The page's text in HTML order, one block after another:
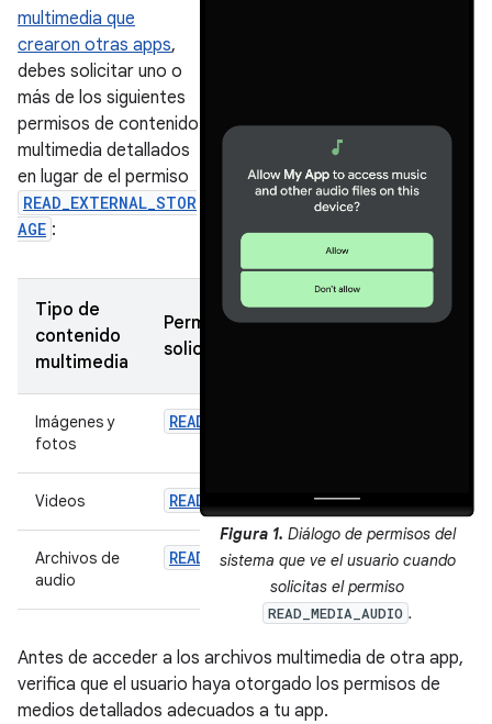
Figura 1. Diálogo de permisos del
sistema que ve el usuario cuando
solicitas el permiso
READ_MEDIA_AUDIO .
multimedia que
crearon otras apps,
debes solicitar uno o
más de los siguientes
permisos de contenido
multimedia detallados
en lugar de el permiso
READ_EXTERNAL_STOR
AGE :
Tipo de
contenido
multimedia
Permiso para
solicitar
Imágenes y
fotos
READ_MEDIA_IMAGES
Videos READ_MEDIA_VIDEO
Archivos de
audio
READ_MEDIA_AUDIO
Antes de acceder a los archivos multimedia de otra app,
verifica que el usuario haya otorgado los permisos de
medios detallados adecuados a tu app.